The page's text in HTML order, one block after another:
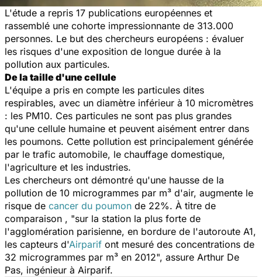
L'étude a repris 17 publications européennes et
rassemblé une cohorte impressionnante de 313.000
personnes. Le but des chercheurs européens : évaluer
les risques d'une exposition de longue durée à la
pollution aux particules.
De la taille d'une cellule
L'équipe a pris en compte les particules dites
respirables, avec un diamètre inférieur à 10 micromètres
: les PM10. Ces particules ne sont pas plus grandes
qu'une cellule humaine et peuvent aisément entrer dans
les poumons. Cette pollution est principalement générée
par le trafic automobile, le chauffage domestique,
l'agriculture et les industries.
Les chercheurs ont démontré qu'une hausse de la
pollution de 10 microgrammes par m³ d'air, augmente le
risque de cancer du poumon de 22%. À titre de
comparaison , "sur la station la plus forte de
l'agglomération parisienne, en bordure de l'autoroute A1,
les capteurs d'Airparif ont mesuré des concentrations de
32 microgrammes par m³ en 2012", assure Arthur De
Pas, ingénieur à Airparif.